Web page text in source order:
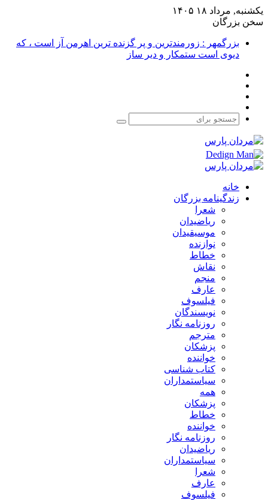
یکشنبه, مرداد ۱۸ ۱۴۰۵
سخن بزرگان
بزرگمهر : زورمندترین و پر گزنده ترین اهرمن آز است ، که
دیوی است ستمکار و دیر ساز
جستجو
خانه
زندگینامه بزرگان
شعرا
ریاضیدان
موسیقیدان
نوازنده
خطاط
نقاش
منجم
عارف
فیلسوف
نویسندگان
روزنامه نگار
مترجم
پزشکان
خواننده
کتاب شناسی
سیاستمداران
همه
پزشکان
خطاط
خواننده
روزنامه نگار
ریاضیدان
سیاستمداران
شعرا
عارف
فیلسوف